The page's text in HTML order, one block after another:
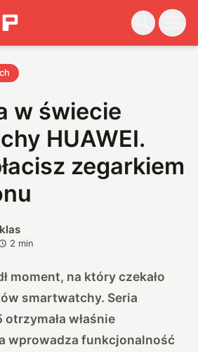
w świecie
HUAWEI.
zegarkiem
2 min
moment, na który czekało
smartwatchy. Seria
otrzymała właśnie
wprowadza funkcjonalność